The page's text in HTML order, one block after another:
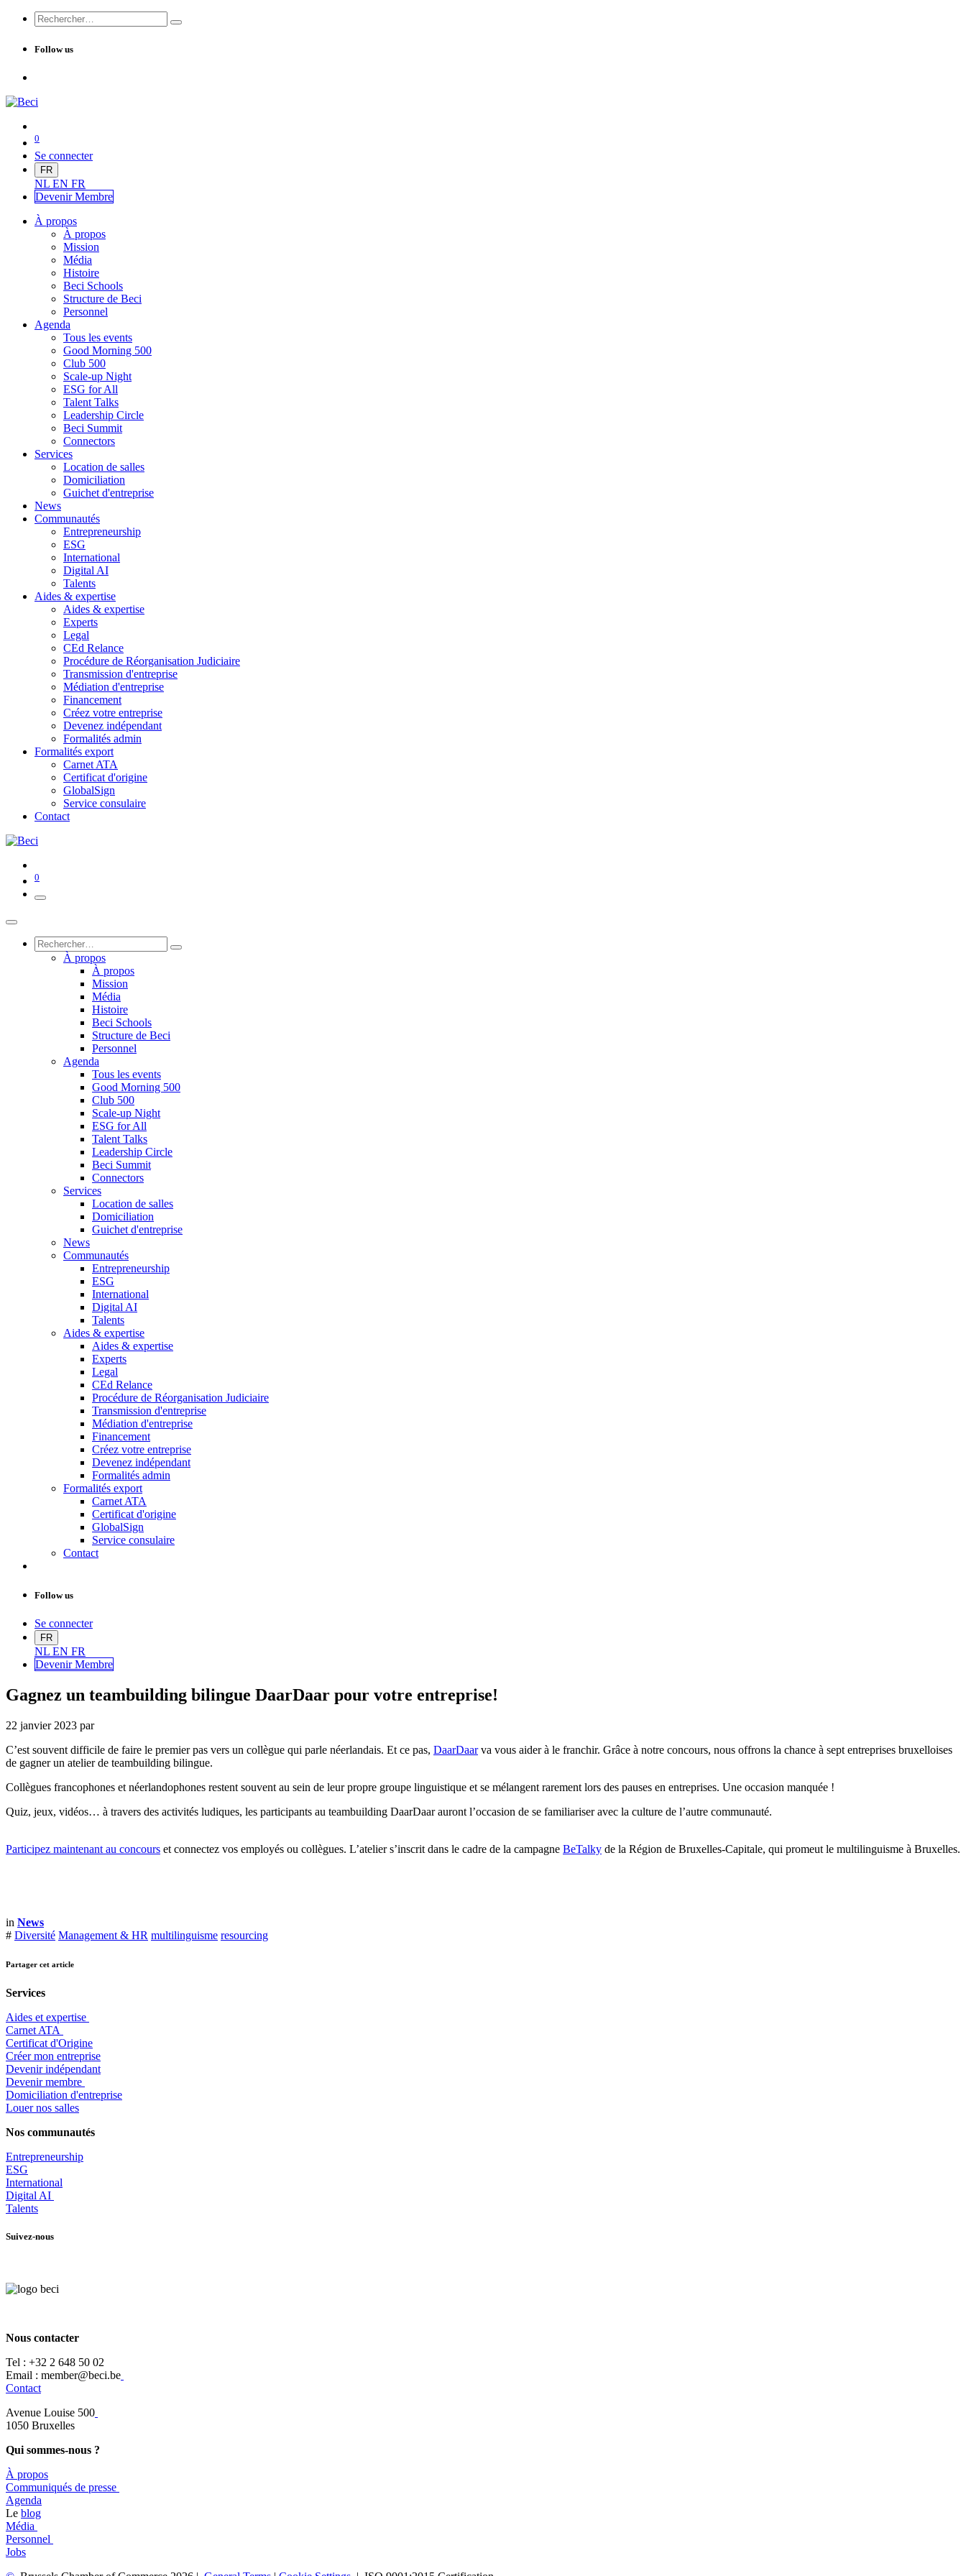
Follow us
0
Se connecter
FR
NL EN FR
Devenir Membre
À propos
À propos
Mission
Média
Histoire
Beci Schools
Structure de Beci
Personnel
Agenda
Tous les events
Good Morning 500
Club 500
Scale-up Night
ESG for All
Talent Talks
Leadership Circle
Beci Summit
Connectors
Services
Location de salles
Domiciliation
Guichet d'entreprise
News
Communautés
Entrepreneurship
ESG
International
Digital AI
Talents
Aides & expertise
Aides & expertise
Experts
Legal
CEd Relance
Procédure de Réorganisation Judiciaire
Transmission d'entreprise
Médiation d'entreprise
Financement
Créez votre entreprise
Devenez indépendant
Formalités admin
Formalités export
Carnet ATA
Certificat d'origine
GlobalSign
Service consulaire
Contact
0
À propos
À propos
Mission
Média
Histoire
Beci Schools
Structure de Beci
Personnel
Agenda
Tous les events
Good Morning 500
Club 500
Scale-up Night
ESG for All
Talent Talks
Leadership Circle
Beci Summit
Connectors
Services
Location de salles
Domiciliation
Guichet d'entreprise
News
Communautés
Entrepreneurship
ESG
International
Digital AI
Talents
Aides & expertise
Aides & expertise
Experts
Legal
CEd Relance
Procédure de Réorganisation Judiciaire
Transmission d'entreprise
Médiation d'entreprise
Financement
Créez votre entreprise
Devenez indépendant
Formalités admin
Formalités export
Carnet ATA
Certificat d'origine
GlobalSign
Service consulaire
Contact
Follow us
Se connecter
FR
NL EN FR
Devenir Membre
Gagnez un teambuilding bilingue DaarDaar pour votre entreprise!
22 janvier 2023 par
C’est souvent difficile de faire le premier pas vers un collègue qui parle néerlandais. Et ce pas, DaarDaarva vous aider à le franchir. Grâce à notre concours, nous offrons la chance à sept entreprises bruxelloises
de gagner un atelier de teambuilding bilingue.
Collègues francophones et néerlandophones restent souvent au sein de leur propre groupe linguistique et se mélangent rarement lors des pauses en entreprises. Une occasion manquée !
Quiz, jeux, vidéos… à travers des activités ludiques, les participants au teambuilding DaarDaar auront l’occasion de se familiariser avec la culture de l’autre communauté.
Participez maintenant au concours et connectez vos employés ou collègues. L’atelier s’inscrit dans le cadre de la campagne BeTalky de la Région de Bruxelles-Capitale, qui promeut le multilinguisme à Bruxelles.
in News
# Diversité Management & HR multilinguisme resourcing
Partager cet article
Services
Aides et expertise
​Carnet ATA
Certificat d'Origine
Créer mon entreprise
Devenir indépendant
Devenir membre
​Domiciliation d'entreprise
Louer nos salles
Nos communautés
Entrepreneurship
ESG
International
Digital AI
Talents
Suivez-nous
Nous contacter
Tel : +32 2 648 50 02​
​​Email : member@beci.be
Contact
Avenue Louise 500
​1050 Bruxelles
Qui sommes-nous ?
À propos
​​Communiqués de presse
​Agenda
​​Le blog
​Média
Personnel
Jobs